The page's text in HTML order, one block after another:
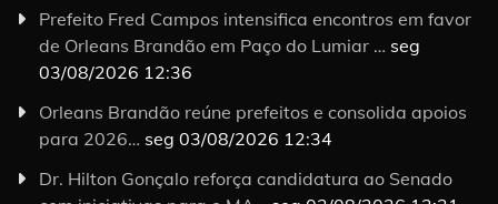
Prefeito Fred Campos intensifica encontros em favor
de Orleans Brandão em Paço do Lumiar … seg
03/08/2026 12:36
Orleans Brandão reúne prefeitos e consolida apoios
para 2026… seg 03/08/2026 12:34
Dr. Hilton Gonçalo reforça candidatura ao Senado